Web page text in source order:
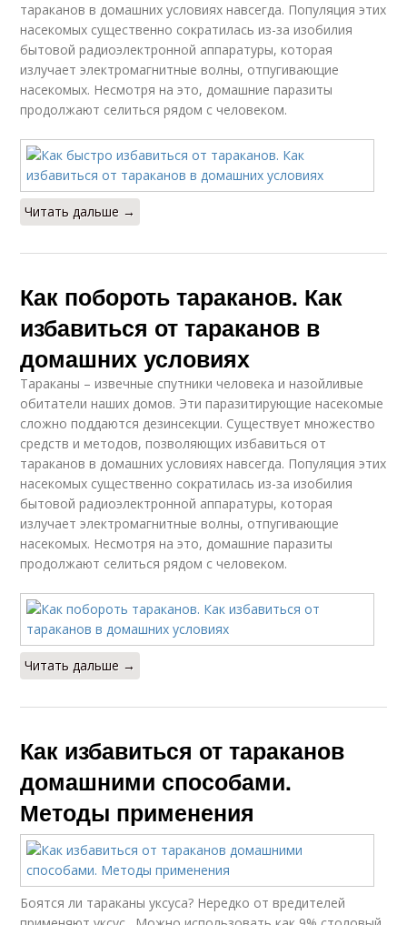
тараканов в домашних условиях навсегда. Популяция этих
насекомых существенно сократилась из-за изобилия
бытовой радиоэлектронной аппаратуры, которая
излучает электромагнитные волны, отпугивающие
насекомых. Несмотря на это, домашние паразиты
продолжают селиться рядом с человеком.
Читать дальше →
Как побороть тараканов. Как
избавиться от тараканов в
домашних условиях
Тараканы – извечные спутники человека и назойливые
обитатели наших домов. Эти паразитирующие насекомые
сложно поддаются дезинсекции. Существует множество
средств и методов, позволяющих избавиться от
тараканов в домашних условиях навсегда. Популяция этих
насекомых существенно сократилась из-за изобилия
бытовой радиоэлектронной аппаратуры, которая
излучает электромагнитные волны, отпугивающие
насекомых. Несмотря на это, домашние паразиты
продолжают селиться рядом с человеком.
Читать дальше →
Как избавиться от тараканов
домашними способами.
Методы применения
Боятся ли тараканы уксуса? Нередко от вредителей